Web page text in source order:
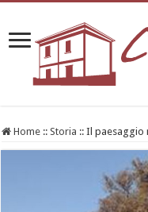
Home :: Storia :: Il paesaggio